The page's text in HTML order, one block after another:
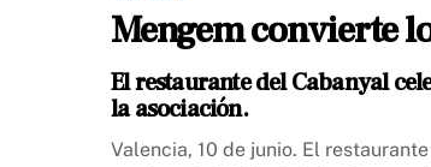
Mengem convierte
El restaurante del Cabanyal
la asociación.
Valencia, 10 de junio. El